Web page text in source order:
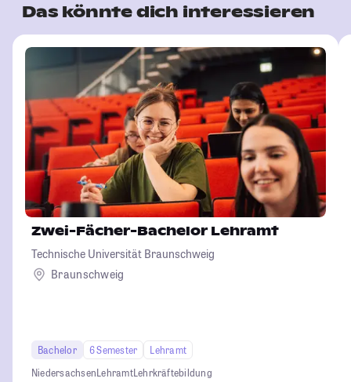
Das könnte dich interessieren
Zwei-Fächer-Bachelor Lehramt
Technische Universität Braunschweig
Braunschweig
Bachelor 6 Semester
Lehramt
NiedersachsenLehramtLehrkräftebildung